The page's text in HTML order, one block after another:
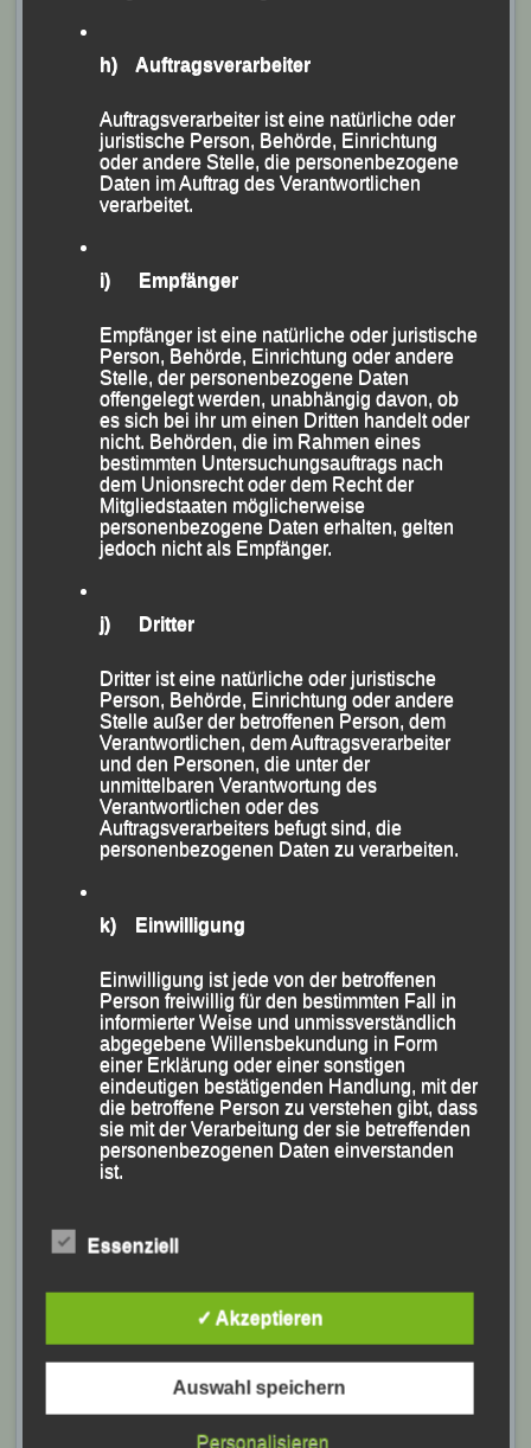
Das Ehepaar Katharina und Bruno Kapfer, das mit der
Polizei Niederbayern auch die Mannschaftswertung
gewann.
Foto: K.S.
Ehefrau Katharina lief nach 60:17 Minuten als Sechste
der Damenwertung über die Ziellinie.
Marion Krautloher und Theresa Schachner
Foto: K.S.
Theresa Schachner, für die 65:31 Minuten gestoppt
wurden, belegte Rang 12 des Damen-Klassements
und Marion Krautloher holte sich mit ihrer Endzeit von
68:01 Minuten den Sieg bei den 50jährigen Damen.
h) Auftragsverarbeiter
Auftragsverarbeiter ist eine natürliche oder
juristische Person, Behörde, Einrichtung
oder andere Stelle, die personenbezogene
Daten im Auftrag des Verantwortlichen
verarbeitet.
i) Empfänger
Empfänger ist eine natürliche oder juristische
Person, Behörde, Einrichtung oder andere
Stelle, der personenbezogene Daten
offengelegt werden, unabhängig davon, ob
es sich bei ihr um einen Dritten handelt oder
nicht. Behörden, die im Rahmen eines
bestimmten Untersuchungsauftrags nach
dem Unionsrecht oder dem Recht der
Mitgliedstaaten möglicherweise
personenbezogene Daten erhalten, gelten
jedoch nicht als Empfänger.
j) Dritter
Dritter ist eine natürliche oder juristische
Person, Behörde, Einrichtung oder andere
Stelle außer der betroffenen Person, dem
Verantwortlichen, dem Auftragsverarbeiter
und den Personen, die unter der
unmittelbaren Verantwortung des
Verantwortlichen oder des
Auftragsverarbeiters befugt sind, die
personenbezogenen Daten zu verarbeiten.
k) Einwilligung
Einwilligung ist jede von der betroffenen
Person freiwillig für den bestimmten Fall in
informierter Weise und unmissverständlich
abgegebene Willensbekundung in Form
einer Erklärung oder einer sonstigen
eindeutigen bestätigenden Handlung, mit der
die betroffene Person zu verstehen gibt, dass
sie mit der Verarbeitung der sie betreffenden
personenbezogenen Daten einverstanden
ist.
Verantwortlichen
Verantwortlicher im Sinne der Datenschutz-
Grundverordnung, sonstiger in den Mitgliedstaaten
der Europäischen Union geltenden
Essenziell
✓ Akzeptieren
Auswahl speichern
Personalisieren